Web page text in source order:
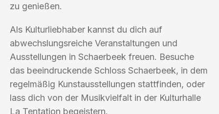
zu genießen.
Als Kulturliebhaber kannst du dich auf
abwechslungsreiche Veranstaltungen und
Ausstellungen in Schaerbeek freuen. Besuche
das beeindruckende Schloss Schaerbeek, in dem
regelmäßig Kunstausstellungen stattfinden, oder
lass dich von der Musikvielfalt in der Kulturhalle
La Tentation begeistern.